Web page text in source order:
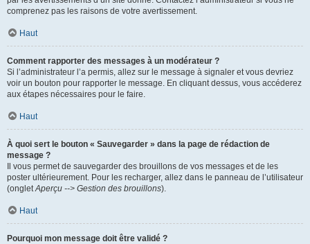
comprenez pas les raisons de votre avertissement.
Haut
Comment rapporter des messages à un modérateur ?
Si l’administrateur l’a permis, allez sur le message à signaler et vous devriez
voir un bouton pour rapporter le message. En cliquant dessus, vous accéderez
aux étapes nécessaires pour le faire.
Haut
À quoi sert le bouton « Sauvegarder » dans la page de rédaction de
message ?
Il vous permet de sauvegarder des brouillons de vos messages et de les
poster ultérieurement. Pour les recharger, allez dans le panneau de l’utilisateur
(ongletAperçu --> Gestion des brouillons).
Haut
Pourquoi mon message doit être validé ?